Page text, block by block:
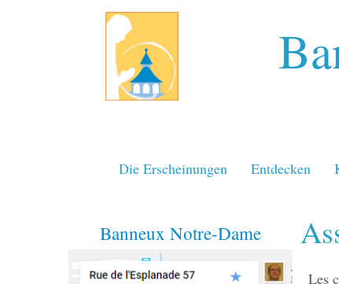
Die Erscheinungen Entdecken
Banneux Notre-Dame
Les